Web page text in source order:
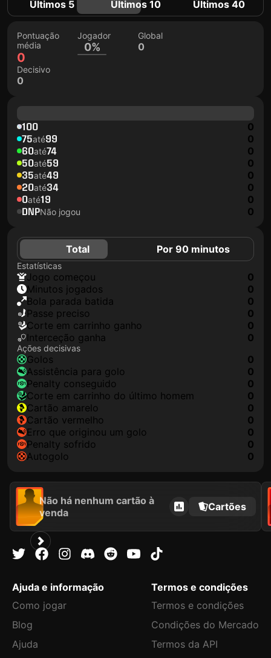
Últimos 5 Últimos 10 Últimos 40
Pontuação
média
0
Jogador
0%
Global
0
Decisivo
0
100 0
75até99 0
60até74 0
50até59 0
35até49 0
20até34 0
0até19 0
DNPNão jogou 0
Total Por 90 minutos
Estatísticas
jogo começou
0
minutos jogados
0
Bola parada batida
0
passe preciso
0
corte em carrinho ganho
0
interceção ganha
0
Ações decisivas
golos
0
assistência para golo
0
penalty conseguido
0
corte em carrinho do último homem
0
cartão amarelo
0
cartão vermelho
0
erro que originou um golo
0
penalty sofrido
0
autogolo
0
Não há nenhum cartão à
venda
Cartões
Ajuda e informação
Como jogar
Blog
Ajuda
Termos e condições
Termos e condições
Condições do Mercado
Termos da API